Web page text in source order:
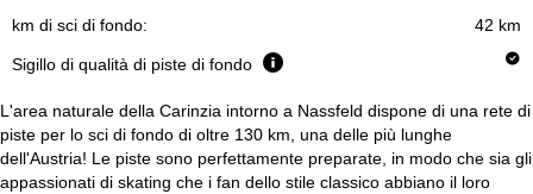
p
g
e
42 km
km di sci di fondo:
Sigillo di qualità di piste di fondo
L'area naturale della Carinzia intorno a Nassfeld dispone di una rete di
piste per lo sci di fondo di oltre 130 km, una delle più lunghe
dell'Austria! Le piste sono perfettamente preparate, in modo che sia gli
appassionati di skating che i fan dello stile classico abbiano il loro